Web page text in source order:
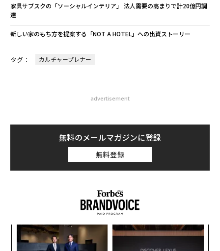
家具サブスクの「ソーシャルインテリア」 法人需要の高まりで計20億円調
達
新しい家のもち方を提案する「NOT A HOTEL」への出資ストーリー
タグ： カルチャープレナー
advertisement
無料のメールマガジンに登録
無料登録